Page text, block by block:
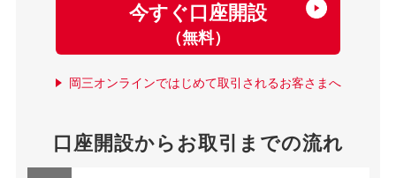
今すぐ口座開設
（無料）
岡三オンラインではじめて取引されるお客さまへ
口座開設からお取引までの流れ